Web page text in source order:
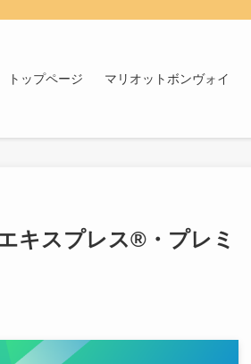
トップページ マリオットボンヴォイ
キスプレス®・プレミ